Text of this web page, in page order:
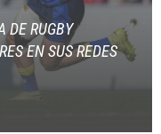
DE RUGBY
EN SUS REDES